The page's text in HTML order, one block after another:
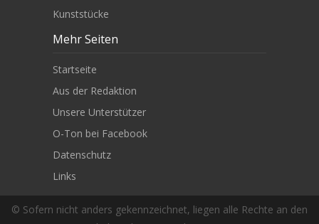
© Sofern nicht anders gekennzeichnet, liegen alle Rechte an den
Kunststücke
Mehr Seiten
Startseite
Aus der Redaktion
Unsere Unterstützer
O-Ton bei Facebook
Datenschutz
Links